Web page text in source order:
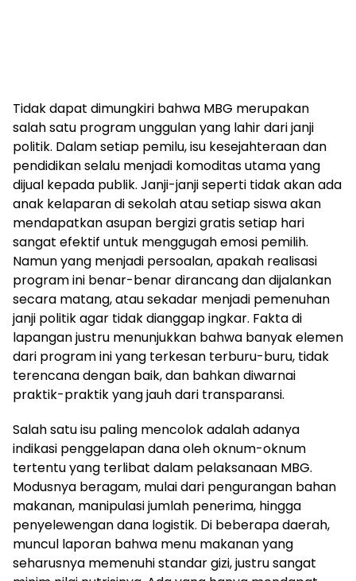
Tidak dapat dimungkiri bahwa MBG merupakan
salah satu program unggulan yang lahir dari janji
politik. Dalam setiap pemilu, isu kesejahteraan dan
pendidikan selalu menjadi komoditas utama yang
dijual kepada publik. Janji-janji seperti tidak akan ada
anak kelaparan di sekolah atau setiap siswa akan
mendapatkan asupan bergizi gratis setiap hari
sangat efektif untuk menggugah emosi pemilih.
Namun yang menjadi persoalan, apakah realisasi
program ini benar-benar dirancang dan dijalankan
secara matang, atau sekadar menjadi pemenuhan
janji politik agar tidak dianggap ingkar. Fakta di
lapangan justru menunjukkan bahwa banyak elemen
dari program ini yang terkesan terburu-buru, tidak
terencana dengan baik, dan bahkan diwarnai
praktik-praktik yang jauh dari transparansi.
Salah satu isu paling mencolok adalah adanya
indikasi penggelapan dana oleh oknum-oknum
tertentu yang terlibat dalam pelaksanaan MBG.
Modusnya beragam, mulai dari pengurangan bahan
makanan, manipulasi jumlah penerima, hingga
penyelewengan dana logistik. Di beberapa daerah,
muncul laporan bahwa menu makanan yang
seharusnya memenuhi standar gizi, justru sangat